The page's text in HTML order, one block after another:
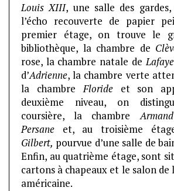
Louis XIII, une salle des
l’écho recouverte de papier
premier étage, on trouve le
bibliothèque, la chambre de
rose, la chambre natale de
d’Adrienne, la chambre verte
la chambreFlorideet son
deuxième niveau, on
coursière, la chambreArmand
Persane et, au troisième
Gilbert, pourvue d’une salle de
Enfin, au quatrième étage, sont
cartons à chapeaux et le salon de
américaine.